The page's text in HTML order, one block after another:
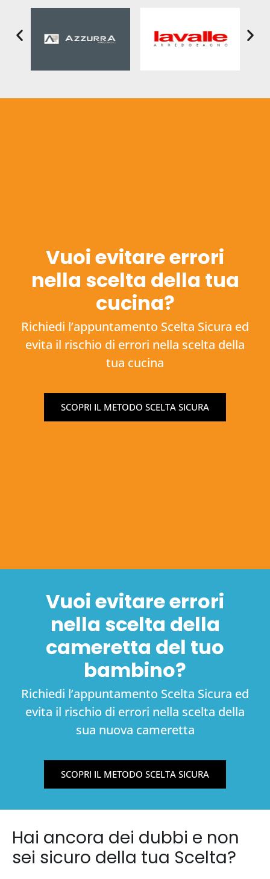
Vuoi evitare errori
nella scelta della tua
cucina?
Richiedi l’appuntamento Scelta Sicura ed
evita il rischio di errori nella scelta della
tua cucina
SCOPRI IL METODO SCELTA SICURA
Vuoi evitare errori
nella scelta della
cameretta del tuo
bambino?
Richiedi l’appuntamento Scelta Sicura ed
evita il rischio di errori nella scelta della
sua nuova cameretta
SCOPRI IL METODO SCELTA SICURA
Hai ancora dei dubbi e non
sei sicuro della tua Scelta?